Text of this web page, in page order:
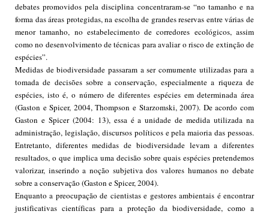
debates promovidos pela disciplina concentraram-se “no tamanho e na
forma das áreas protegidas, na escolha de grandes reservas entre várias de
menor tamanho, no estabelecimento de corredores ecológicos, assim
como no desenvolvimento de técnicas para avaliar o risco de extinção de
espécies”.
Medidas de biodiversidade passaram a ser comumente utilizadas para a
tomada de decisões sobre a conservação, especialmente a riqueza de
espécies, isto é, o número de diferentes espécies em determinada área
(Gaston e Spicer, 2004, Thompson e Starzomski, 2007). De acordo com
Gaston e Spicer (2004: 13), essa é a unidade de medida utilizada na
administração, legislação, discursos políticos e pela maioria das pessoas.
Entretanto, diferentes medidas de biodiversidade levam a diferentes
resultados, o que implica uma decisão sobre quais espécies pretendemos
valorizar, inserindo a noção subjetiva dos valores humanos no debate
sobre a conservação (Gaston e Spicer, 2004).
Enquanto a preocupação de cientistas e gestores ambientais é encontrar
justificativas científicas para a proteção da biodiversidade, como a